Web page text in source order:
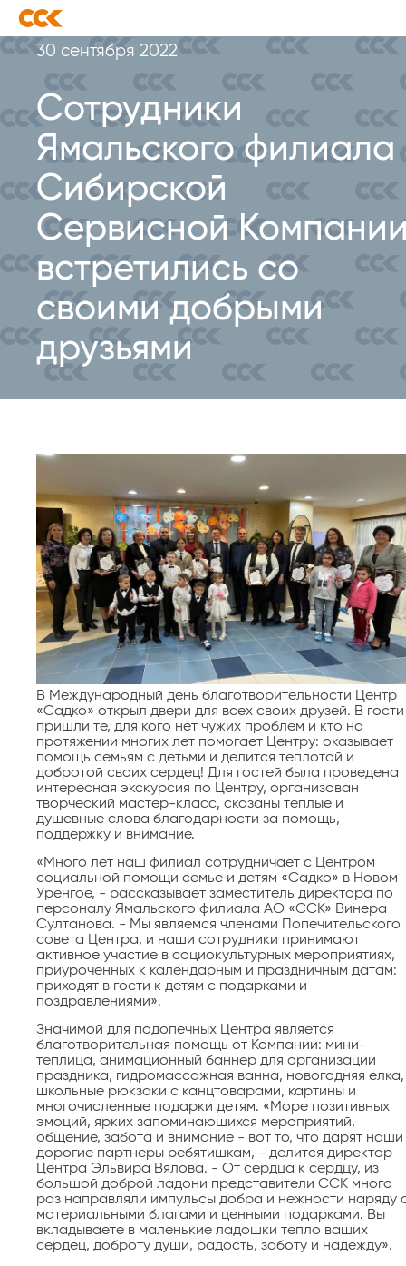
30 сентября 2022
Сотрудники
Ямальского филиала
Сибирской
Сервисной
встретились со
своими добрыми
друзьями
В Международный день благотворительности Центр
«Садко» открыл двери для всех своих друзей. В гости
пришли те, для кого нет чужих проблем и кто на
протяжении многих лет помогает Центру: оказывает
помощь семьям с детьми и делится теплотой и
добротой своих сердец! Для гостей была проведена
интересная экскурсия по Центру, организован
творческий мастер-класс, сказаны теплые и
душевные слова благодарности за помощь,
поддержку и внимание.
«Много лет наш филиал сотрудничает с Центром
социальной помощи семье и детям «Садко» в Новом
Уренгое, - рассказывает заместитель директора по
персоналу Ямальского филиала АО «ССК» Винера
Султанова. - Мы являемся членами Попечительского
совета Центра, и наши сотрудники принимают
активное участие в социокультурных мероприятиях,
приуроченных к календарным и праздничным датам:
приходят в гости к детям с подарками и
поздравлениями».
Значимой для подопечных Центра является
благотворительная помощь от Компании: мини-
теплица, анимационный баннер для организации
праздника, гидромассажная ванна, новогодняя елка,
школьные рюкзаки с канцтоварами, картины и
многочисленные подарки детям. «Море позитивных
эмоций, ярких запоминающихся мероприятий,
общение, забота и внимание - вот то, что дарят наши
дорогие партнеры ребятишкам, - делится директор
Центра Эльвира Вялова. - От сердца к сердцу, из
большой доброй ладони представители ССК много
раз направляли импульсы добра и нежности наряду
материальными благами и ценными подарками. Вы
вкладываете в маленькие ладошки тепло ваших
сердец, доброту души, радость, заботу и надежду».